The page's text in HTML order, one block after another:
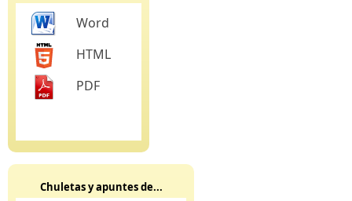
Word
HTML
PDF
Chuletas y apuntes de...